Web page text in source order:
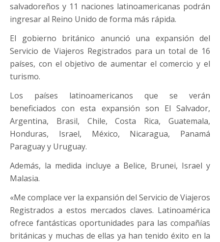
salvadoreños y 11 naciones latinoamericanas podrán
ingresar al Reino Unido de forma más rápida.
El gobierno británico anunció una expansión del
Servicio de Viajeros Registrados para un total de 16
países, con el objetivo de aumentar el comercio y el
turismo.
Los países latinoamericanos que se verán
beneficiados con esta expansión son El Salvador,
Argentina, Brasil, Chile, Costa Rica, Guatemala,
Honduras, Israel, México, Nicaragua, Panamá
Paraguay y Uruguay.
Además, la medida incluye a Belice, Brunei, Israel y
Malasia.
«Me complace ver la expansión del Servicio de Viajeros
Registrados a estos mercados claves. Latinoamérica
ofrece fantásticas oportunidades para las compañías
británicas y muchas de ellas ya han tenido éxito en la